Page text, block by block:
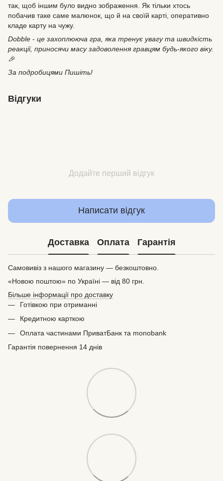
так, щоб іншим було видно зображення. Як тільки хтось
побачив таке саме малюнок, що й на своїй карті, оперативно
кладе карту на чужу.
Dobble - це захоплююча гра, яка тренує увагу та швидкість
реакції, приносячи масу задоволення гравцям будь-якого віку.
🎉
За подробицями Пишіть!
Відгуки
Додайте перший відгук
Написати відгук
Доставка Оплата Гарантія
Самовивіз з нашого магазину — безкоштовно.
«Новою поштою» по Україні — від 80 грн.
Більше інформації про доставку
Готівкою при отриманні
Кредитною карткою
Оплата частинами ПриватБанк та monobank
Гарантія повернення 14 днів